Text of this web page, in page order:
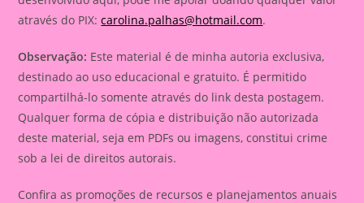
através do PIX:carolina.palhas@hotmail.com.
Observação: Este material é de minha autoria exclusiva,
destinado ao uso educacional e gratuito. É permitido
compartilhá-lo somente através do link desta postagem.
Qualquer forma de cópia e distribuição não autorizada
deste material, seja em PDFs ou imagens, constitui crime
sob a lei de direitos autorais.
Confira as promoções de recursos e planejamentos anuais